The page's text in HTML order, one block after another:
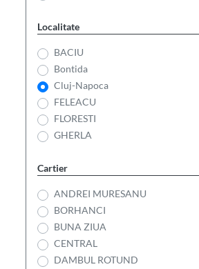
Localitate
BACIU
Bontida
Cluj-Napoca
FELEACU
FLORESTI
GHERLA
Cartier
ANDREI MURESANU
BORHANCI
BUNA ZIUA
CENTRAL
DAMBUL ROTUND